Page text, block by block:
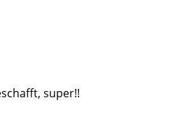
super!!